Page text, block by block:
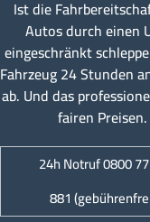
Ist die
Autos durch einen
eingeschränkt
Fahrzeug 24 Stunden
ab. Und das
fairen Preisen.
24h Notruf 0800
881